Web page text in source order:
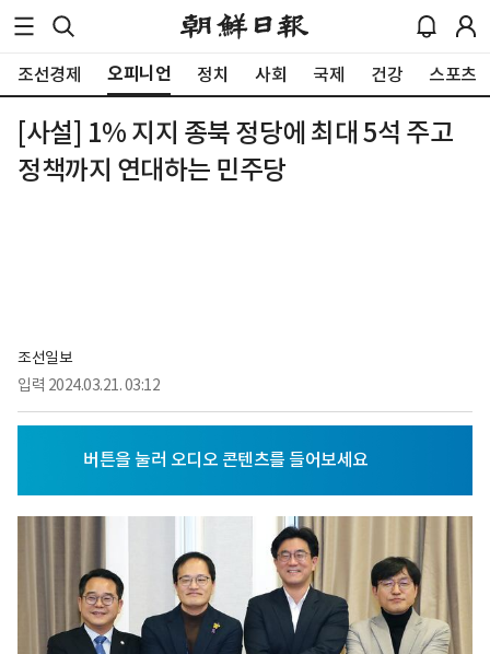
조선경제 오피니언 정치 사회 국제 건강 스포츠
[사설] 1% 지지 종북 정당에 최대 5석 주고
정책까지 연대하는 민주당
조선일보
입력 2024.03.21. 03:12